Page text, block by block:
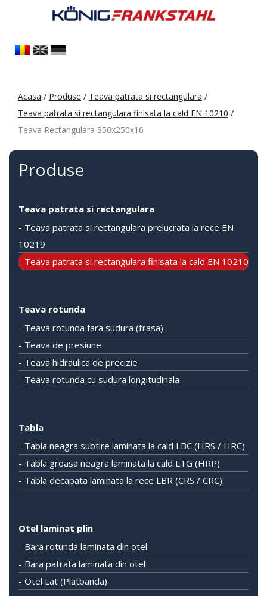
Acasa / Produse / Teava patrata si rectangulara /
Teava patrata si rectangulara finisata la cald EN 10210 /
Teava Rectangulara 350x250x16
Produse
Teava patrata si rectangulara
- Teava patrata si rectangulara prelucrata la rece EN
10219
- Teava patrata si rectangulara finisata la cald EN 10210
Teava rotunda
- Teava rotunda fara sudura (trasa)
- Teava de presiune
- Teava hidraulica de precizie
- Teava rotunda cu sudura longitudinala
Tabla
- Tabla neagra subtire laminata la cald LBC (HRS / HRC)
- Tabla groasa neagra laminata la cald LTG (HRP)
- Tabla decapata laminata la rece LBR (CRS / CRC)
Otel laminat plin
- Bara rotunda laminata din otel
- Bara patrata laminata din otel
- Otel Lat (Platbanda)